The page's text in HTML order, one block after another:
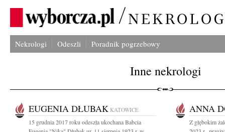
Nekrologi Odeszli Poradnik pogrzebowy
Inne nekrologi
EUGENIA DŁUBAK KATOWICE
15 grudnia 2017 roku odeszła ukochana Babcia
ANNA
Z głębokim